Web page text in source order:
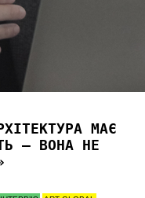
МАЄ
– ВОНА НЕ